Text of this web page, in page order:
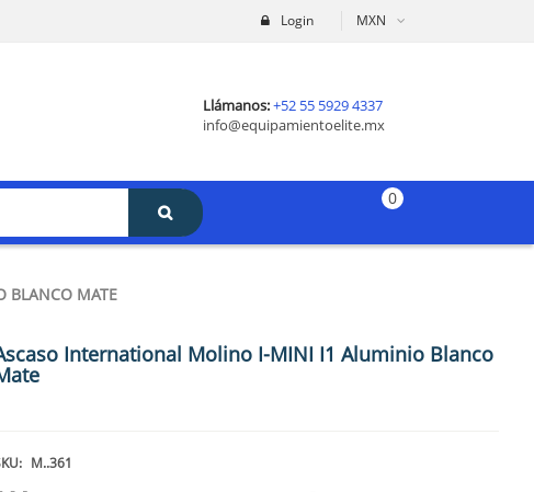
MXN
Login
Llámanos:+52 55 5929 4337
info@equipamientoelite.mx
0
BLANCO MATE
International Molino I-MINI I1 Aluminio Blanco
M..361